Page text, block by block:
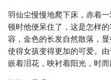
羽仙尘慢慢地爬下床，赤着
顿时他便呆住了，这是怎样
容，金色的长发自然散落，
使得女孩变得更加的可爱。
嵌着泪花，映衬着阳光，时而